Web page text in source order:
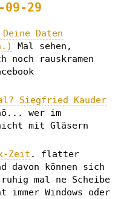
09-29
Daten
Mal sehen,
noch rauskramen
Siegfried Kauder
wer im
mit Gläsern
Zeit . flatter
davon können sich
ruhig mal ne Scheibe
immer Windows oder